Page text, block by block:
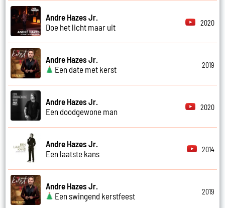
Andre Hazes Jr.
Doe het licht maar uit
2020
Andre Hazes Jr.
Een date met kerst
2019
Andre Hazes Jr.
Een doodgewone man
2020
Andre Hazes Jr.
Een laatste kans
2014
Andre Hazes Jr.
Een swingend kerstfeest
2019